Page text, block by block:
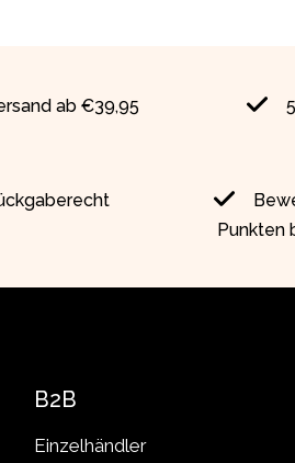
ab €39,95
Punkten
B2B
Einzelhändler